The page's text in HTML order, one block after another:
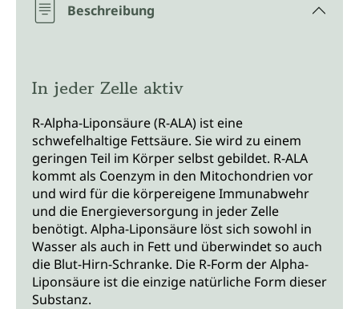
Beschreibung
In jeder Zelle aktiv
R-Alpha-Liponsäure (R-ALA) ist eine
schwefelhaltige Fettsäure. Sie wird zu einem
geringen Teil im Körper selbst gebildet. R-ALA
kommt als Coenzym in den Mitochondrien vor
und wird für die körpereigene Immunabwehr
und die Energieversorgung in jeder Zelle
benötigt. Alpha-Liponsäure löst sich sowohl in
Wasser als auch in Fett und überwindet so auch
die Blut-Hirn-Schranke. Die R-Form der Alpha-
Liponsäure ist die einzige natürliche Form dieser
Substanz.